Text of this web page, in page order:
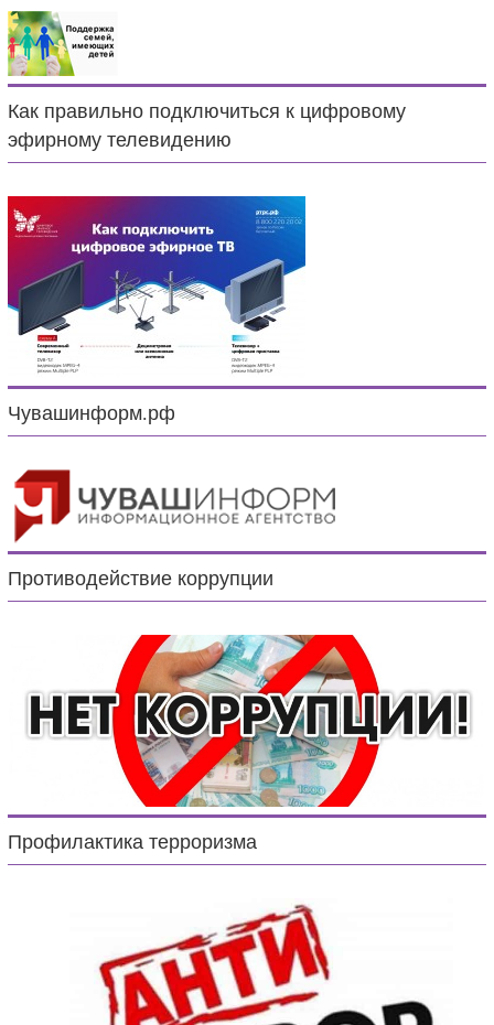
Как правильно подключиться к цифровому
эфирному телевидению
Чувашинформ.рф
Противодействие коррупции
Профилактика терроризма